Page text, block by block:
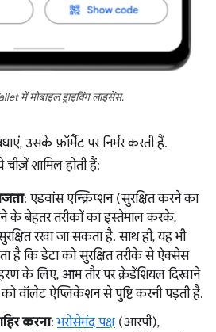
में मोबाइल ड्राइविंग लाइसेंस.
उसके फ़ॉर्मैट पर निर्भर करती हैं.
शामिल होती हैं:
: एडवांस एन्क्रिप्शन (सुरक्षित करने का
के बेहतर तरीकों का इस्तेमाल करके,
रखा जा सकता है. साथ ही, यह भी
है कि डेटा को सुरक्षित तरीके से ऐक्सेस
के लिए, आम तौर पर क्रेडेंशियल दिखाने
वॉलेट ऐप्लिकेशन से पुष्टि करनी पड़ती है.
करना:भरोसेमंद पक्ष (आरपी),